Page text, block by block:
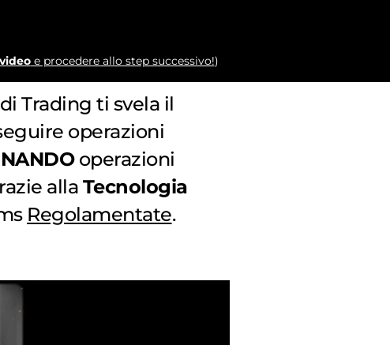
e procedere allo step successivo!)
Trading ti svela il
operazioni
operazioni
alla Tecnologia
Regolamentate.